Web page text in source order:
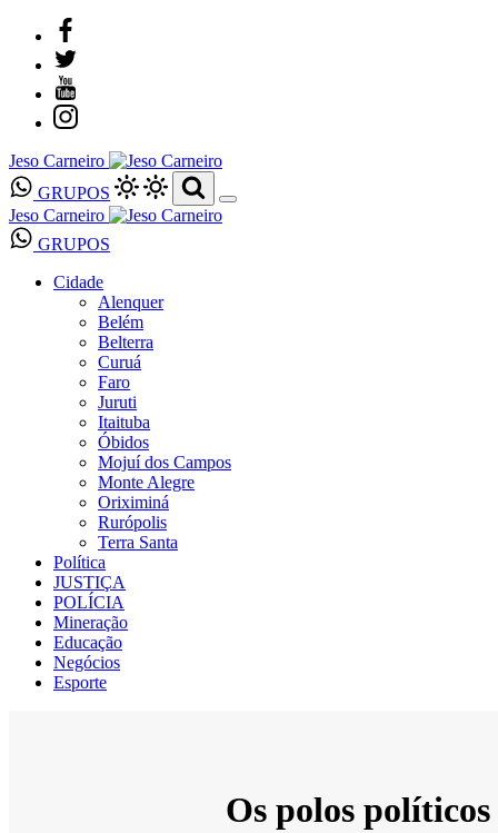
Jeso Carneiro
GRUPOS
Jeso Carneiro
GRUPOS
Cidade
Alenquer
Belém
Belterra
Curuá
Faro
Juruti
Itaituba
Óbidos
Mojuí dos Campos
Monte Alegre
Oriximiná
Rurópolis
Terra Santa
Política
JUSTIÇA
POLÍCIA
Mineração
Educação
Negócios
Esporte
Os polos